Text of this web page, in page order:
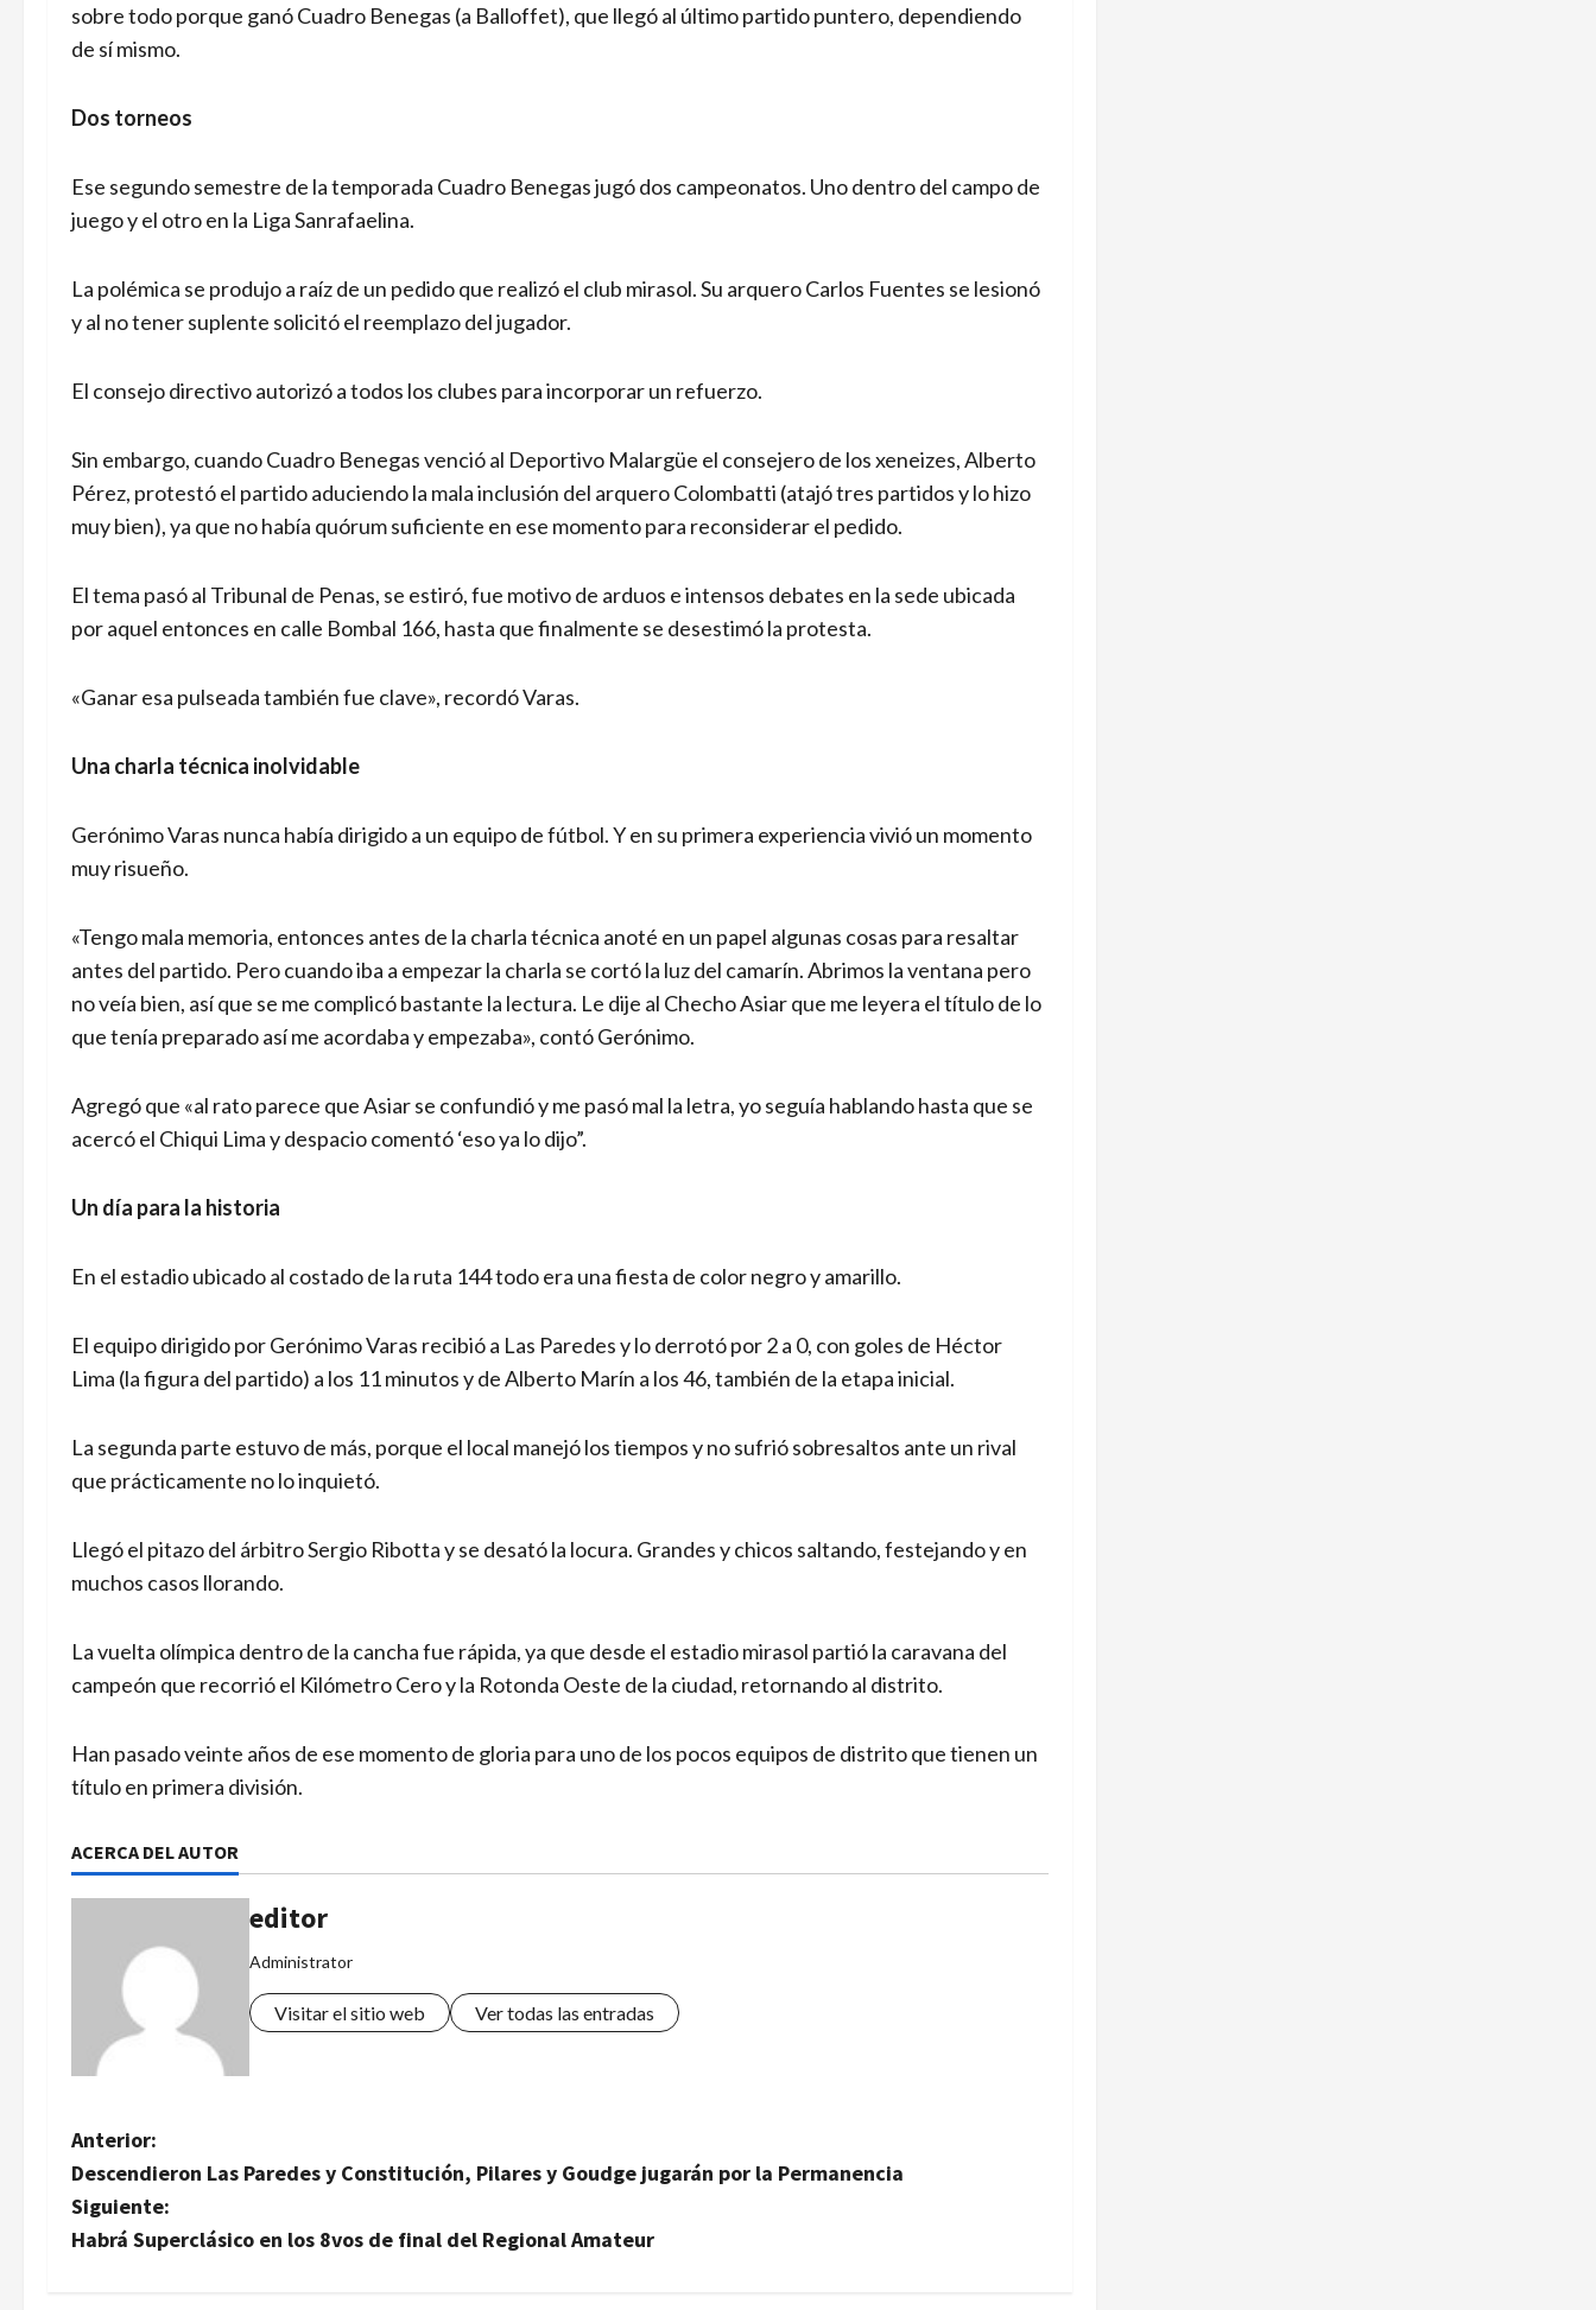
sobre todo porque ganó Cuadro Benegas (a Balloffet), que llegó al último partido puntero, dependiendo
de sí mismo.
Dos torneos
Ese segundo semestre de la temporada Cuadro Benegas jugó dos campeonatos. Uno dentro del campo de
juego y el otro en la Liga Sanrafaelina.
La polémica se produjo a raíz de un pedido que realizó el club mirasol. Su arquero Carlos Fuentes se lesionó
y al no tener suplente solicitó el reemplazo del jugador.
El consejo directivo autorizó a todos los clubes para incorporar un refuerzo.
Sin embargo, cuando Cuadro Benegas venció al Deportivo Malargüe el consejero de los xeneizes, Alberto
Pérez, protestó el partido aduciendo la mala inclusión del arquero Colombatti (atajó tres partidos y lo hizo
muy bien), ya que no había quórum suficiente en ese momento para reconsiderar el pedido.
El tema pasó al Tribunal de Penas, se estiró, fue motivo de arduos e intensos debates en la sede ubicada
por aquel entonces en calle Bombal 166, hasta que finalmente se desestimó la protesta.
«Ganar esa pulseada también fue clave», recordó Varas.
Una charla técnica inolvidable
Gerónimo Varas nunca había dirigido a un equipo de fútbol. Y en su primera experiencia vivió un momento
muy risueño.
«Tengo mala memoria, entonces antes de la charla técnica anoté en un papel algunas cosas para resaltar
antes del partido. Pero cuando iba a empezar la charla se cortó la luz del camarín. Abrimos la ventana pero
no veía bien, así que se me complicó bastante la lectura. Le dije al Checho Asiar que me leyera el título de lo
que tenía preparado así me acordaba y empezaba», contó Gerónimo.
Agregó que «al rato parece que Asiar se confundió y me pasó mal la letra, yo seguía hablando hasta que se
acercó el Chiqui Lima y despacio comentó ‘eso ya lo dijo”.
Un día para la historia
En el estadio ubicado al costado de la ruta 144 todo era una fiesta de color negro y amarillo.
El equipo dirigido por Gerónimo Varas recibió a Las Paredes y lo derrotó por 2 a 0, con goles de Héctor
Lima (la figura del partido) a los 11 minutos y de Alberto Marín a los 46, también de la etapa inicial.
La segunda parte estuvo de más, porque el local manejó los tiempos y no sufrió sobresaltos ante un rival
que prácticamente no lo inquietó.
Llegó el pitazo del árbitro Sergio Ribotta y se desató la locura. Grandes y chicos saltando, festejando y en
muchos casos llorando.
La vuelta olímpica dentro de la cancha fue rápida, ya que desde el estadio mirasol partió la caravana del
campeón que recorrió el Kilómetro Cero y la Rotonda Oeste de la ciudad, retornando al distrito.
Han pasado veinte años de ese momento de gloria para uno de los pocos equipos de distrito que tienen un
título en primera división.
ACERCA DEL AUTOR
editor
Administrator
Visitar el sitio web Ver todas las entradas
N
a
v
Anterior:
Descendieron Las Paredes y Constitución, Pilares y Goudge jugarán por la Permanencia
Siguiente:
Habrá Superclásico en los 8vos de final del Regional Amateur